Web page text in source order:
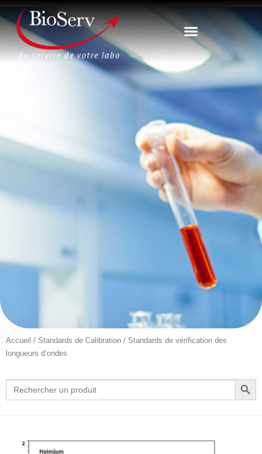
Accueil / Standards de Calibration / Standards de vérification des
longueurs d’ondes
Search
for:
Search Button